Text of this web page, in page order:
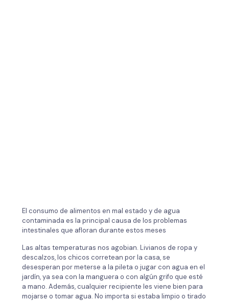
El consumo de alimentos en mal estado y de agua
contaminada es la principal causa de los problemas
intestinales que afloran durante estos meses
Las altas temperaturas nos agobian. Livianos de ropa y
descalzos, los chicos corretean por la casa, se
desesperan por meterse a la pileta o jugar con agua en el
jardín, ya sea con la manguera o con algún grifo que esté
a mano. Además, cualquier recipiente les viene bien para
mojarse o tomar agua. No importa si estaba limpio o tirado